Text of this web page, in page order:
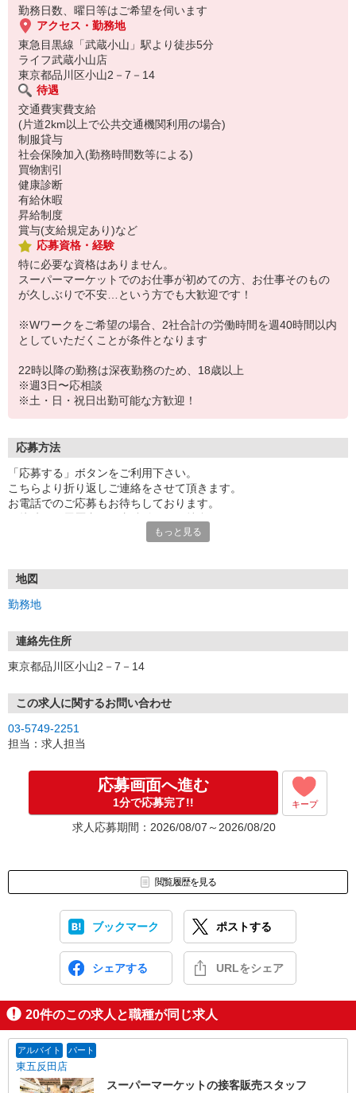
勤務日数、曜日等はご希望を伺います
アクセス・勤務地
東急目黒線「武蔵小山」駅より徒歩5分
ライフ武蔵小山店
東京都品川区小山2－7－14
待遇
交通費実費支給
(片道2km以上で公共交通機関利用の場合)
制服貸与
社会保険加入(勤務時間数等による)
買物割引
健康診断
有給休暇
昇給制度
賞与(支給規定あり)など
応募資格・経験
特に必要な資格はありません。
スーパーマーケットでのお仕事が初めての方、お仕事そのもの
が久しぶりで不安…という方でも大歓迎です！
※Wワークをご希望の場合、2社合計の労働時間を週40時間以内
としていただくことが条件となります
22時以降の勤務は深夜勤務のため、18歳以上
※週3日〜応相談
※土・日・祝日出勤可能な方歓迎！
応募方法
「応募する」ボタンをご利用下さい。
こちらより折り返しご連絡をさせて頂きます。
お電話でのご応募もお待ちしております。
もっと見る
地図
勤務地
連絡先住所
東京都品川区小山2－7－14
この求人に関するお問い合わせ
03-5749-2251
担当：求人担当
応募画面へ進む
1分で応募完了!! キープ
求人応募期間：2026/08/07～2026/08/20
閲覧履歴を見る
ブックマーク ポストする
シェアする URLをシェア
20件のこの求人と職種が同じ求人
アルバイト パート
東五反田店
スーパーマーケットの接客販売スタッフ